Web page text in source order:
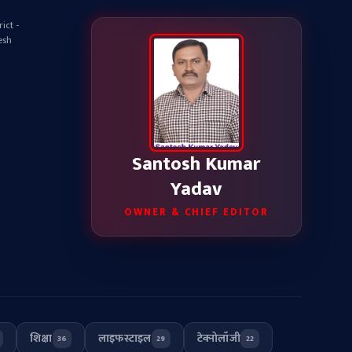
-
Santosh Kumar
Yadav
OWNER & CHIEF EDITOR
शिक्षा 36 लाइफस्टाइल 29 टेक्नोलॉजी 22